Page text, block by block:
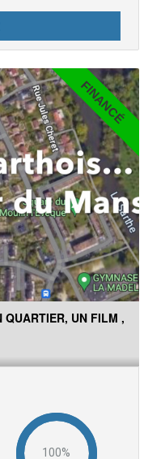
et Estelle
des descendants de
Plurielles, ce livre
de cette
de la Sarthe.
FINANCÉ